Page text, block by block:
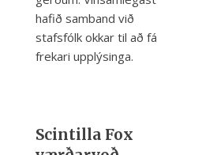
hafið samband við
stafsfólk okkar til að fá
frekari upplýsinga.
Scintilla Fox